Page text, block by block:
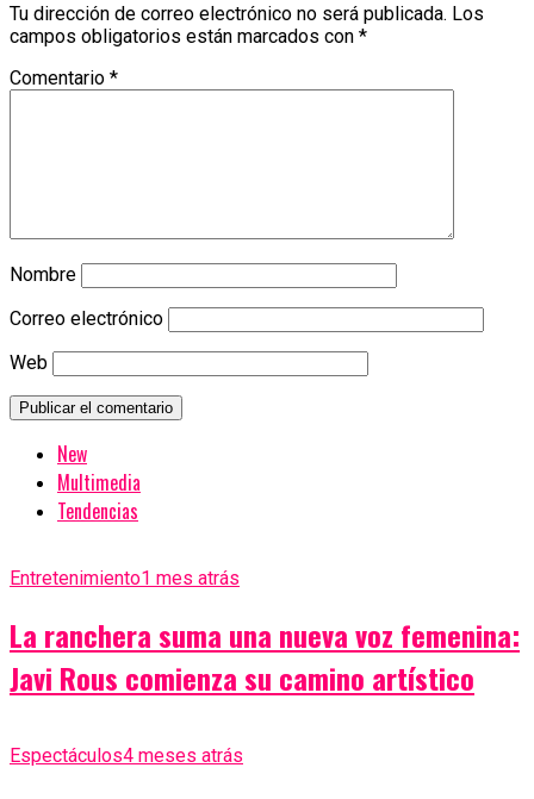
Tu dirección de correo electrónico no será publicada. Los
campos obligatorios están marcados con *
Comentario *
Nombre
Correo electrónico
Web
New
Multimedia
Tendencias
Entretenimiento1 mes atrás
La ranchera suma una nueva voz femenina:
Javi Rous comienza su camino artístico
Espectáculos4 meses atrás